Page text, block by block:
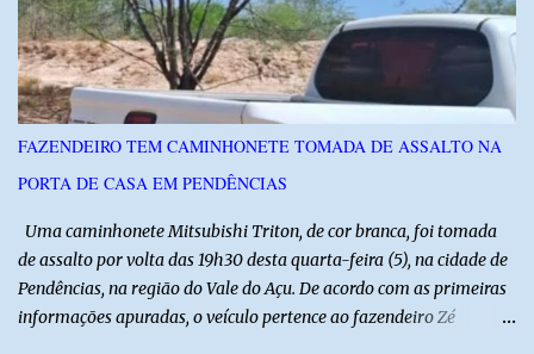
agosto, o público poderá prestigiar o show de humor com Mução,
seguido de apresentação musical de Vê Barreto. A Frut & Tec
reforça a importância do Distrito de Irrigação do Baixo Açu como
referência na fruticultura irrigada, promovendo conhecimento,
inovação e oportunidades para o desenvolvimento do agronegócio
potiguar. @associacaodiba
FAZENDEIRO TEM CAMINHONETE TOMADA DE ASSALTO NA
PORTA DE CASA EM PENDÊNCIAS
Uma caminhonete Mitsubishi Triton, de cor branca, foi tomada
de assalto por volta das 19h30 desta quarta-feira (5), na cidade de
Pendências, na região do Vale do Açu. De acordo com as primeiras
informações apuradas, o veículo pertence ao fazendeiro Zé